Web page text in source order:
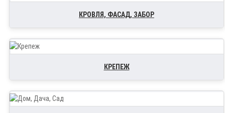
КРОВЛЯ, ФАСАД, ЗАБОР
КРЕПЕЖ